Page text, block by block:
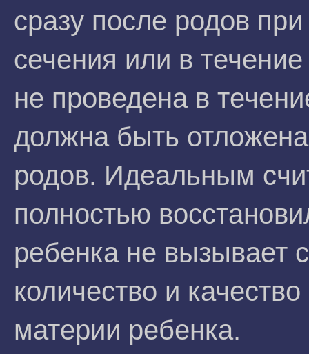
сразу после родов
сечения или в
не проведена в
должна быть
родов. Идеальным
полностью
ребенка не вызывает
количество и
материи ребенка.